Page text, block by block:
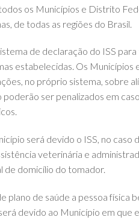
os Municípios e Distrito
de todas as regiões do Brasil.
de declaração do ISS
estabelecidas. Os
no próprio sistema, sobre
ser penalizados em
será devido o ISS, no
veterinária e
de domicílio do tomador.
de saúde a pessoa física
devido ao Município em que